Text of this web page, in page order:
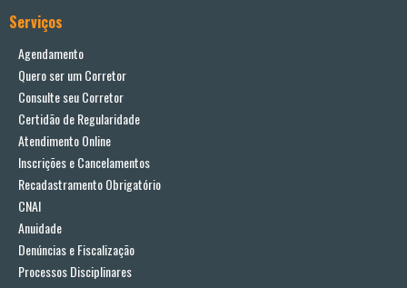
Serviços
Agendamento
Quero ser um Corretor
Consulte seu Corretor
Certidão de Regularidade
Atendimento Online
Inscrições e Cancelamentos
Recadastramento Obrigatório
CNAI
Anuidade
Denúncias e Fiscalização
Processos Disciplinares